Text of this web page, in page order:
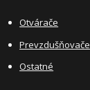
Otvárače
Prevzdušňovače
Ostatné